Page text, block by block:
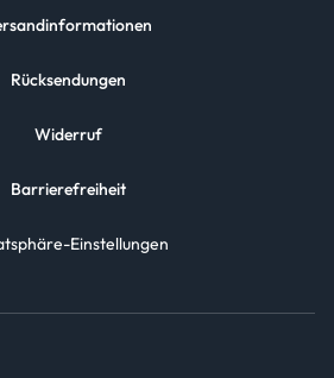
Rücksendungen
Widerruf
Barrierefreiheit
Einstellungen